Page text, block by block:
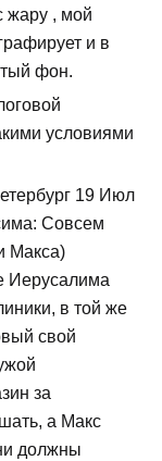
жару , мой
и в
фон.
условиями
19 Июл
Совсем
Макса)
Иерусалима
в той же
свой
за
а Макс
должны